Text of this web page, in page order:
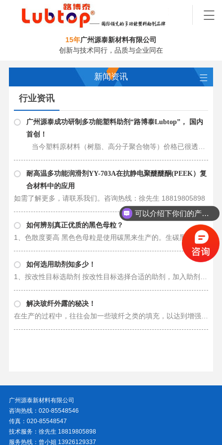
15年广州源泰新材料有限公司
创新与技术同行，品质与企业同在
新闻资讯
行业资讯
广州源泰成功研制多功能塑料助剂“路博泰Lubtop”， 国内
首创！
耐高温多功能润滑剂YY-703A在抗静电聚醚醚酮(PEEK）复
合材料中的应用
如需了解更多，请联系我们。咨询热线：徐先生 18819805898
如何辨别真正优质的黑色母粒？
1、色散度要高 黑色色母粒是使用碳黑来生产的。生碳黑由于布满了灰尘、重量轻、呈蓬松状，除非采用大规模的处理措施，否则会使工作环境变得脏乱。正因为如此，铸工们普遍选择黑色色母粒，完成碳黑的预色散。这个树脂载体是干净的、自由……
如何选用助剂知多少！
解决玻纤外露的秘决！
广州源泰新材料有限公司
咨询热线：020-85548546
传真：020-85548547
技术服务：徐先生 18819805898
服务热线：曾小姐 13926129337
可以介绍下你们的产品么？